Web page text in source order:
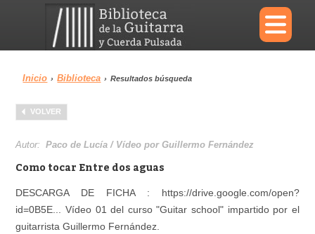
×
Menu
Biblioteca Diccionario
Área personal Reproductor
Inicio › Biblioteca › Resultados búsqueda
VOLVER
Autor:Paco de Lucía / Vídeo por Guillermo Fernández
Como tocar Entre dos aguas
DESCARGA DE FICHA : https://drive.google.com/open?
id=0B5E... Vídeo 01 del curso "Guitar school" impartido por el
guitarrista Guillermo Fernández.